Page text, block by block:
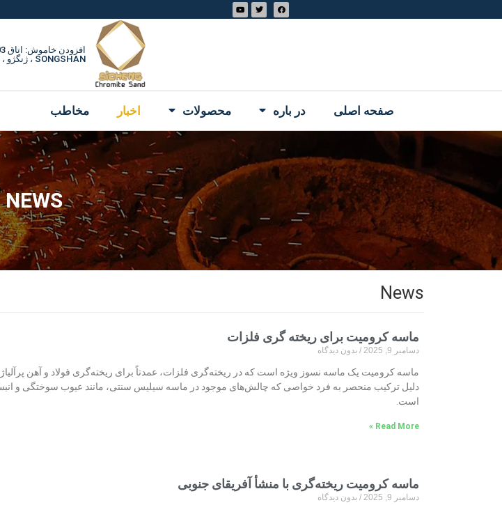
SONGSHAN ، ژنگژو ، چین
صفحه اصلی در باره محصولات اخبار مخاطب
NEWS
News
ماسه کرومیت برای ریخته گری فلزات
دسامبر 9, 2025 بدون دیدگاه
ماسه کرومیت یک ماسه نسوز ویژه است که در ریخته‌گری فلزات، عمدتاً برای ریخته‌گری فولاد و آهن
دلیل ترکیب منحصر به فرد خواصی که چالش‌های موجود در ماسه سیلیس سنتی، مانند عیوب سوختگی و
است.
Read More »
ماسه کرومیت ریخته‌گری با منشأ آفریقای جنوبی
دسامبر 9, 2025 بدون دیدگاه